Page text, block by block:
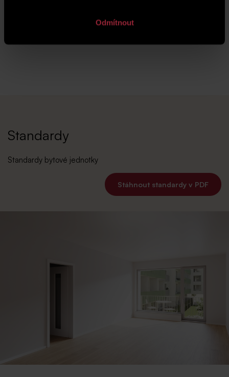
Odmítnout
Standardy
Standardy bytové jednotky
Stáhnout standardy v PDF